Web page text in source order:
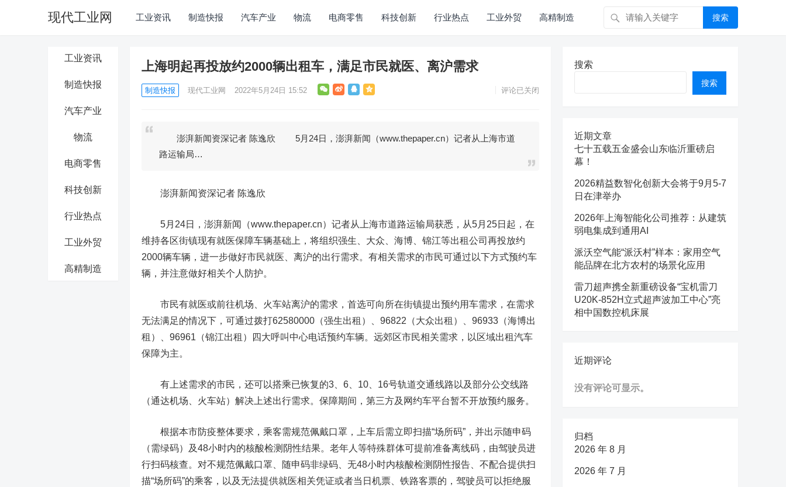
现代工业网 工业资讯 制造快报 汽车产业 物流 电商零售 科技创新 行业热点 工业外贸 高精制造 搜索
工业资讯
制造快报
汽车产业
物流
电商零售
科技创新
行业热点
工业外贸
高精制造
上海明起再投放约2000辆出租车，满足市民就医、离沪需求
制造快报 现代工业网 2022年5月24日 15:52 评论已关闭
澎湃新闻资深记者 陈逸欣 5月24日，澎湃新闻（www.thepaper.cn）记者从上海市道
路运输局…
澎湃新闻资深记者 陈逸欣
5月24日，澎湃新闻（www.thepaper.cn）记者从上海市道路运输局获悉，从5月25日起，在
维持各区街镇现有就医保障车辆基础上，将组织强生、大众、海博、锦江等出租公司再投放约
2000辆车辆，进一步做好市民就医、离沪的出行需求。有相关需求的市民可通过以下方式预约车
辆，并注意做好相关个人防护。
市民有就医或前往机场、火车站离沪的需求，首选可向所在街镇提出预约用车需求，在需求
无法满足的情况下，可通过拨打62580000（强生出租）、96822（大众出租）、96933（海博出
租）、96961（锦江出租）四大呼叫中心电话预约车辆。远郊区市民相关需求，以区域出租汽车
保障为主。
有上述需求的市民，还可以搭乘已恢复的3、6、10、16号轨道交通线路以及部分公交线路
（通达机场、火车站）解决上述出行需求。保障期间，第三方及网约车平台暂不开放预约服务。
根据本市防疫整体要求，乘客需规范佩戴口罩，上车后需立即扫描“场所码”，并出示随申码
（需绿码）及48小时内的核酸检测阴性结果。老年人等特殊群体可提前准备离线码，由驾驶员进
行扫码核查。对不规范佩戴口罩、随申码非绿码、无48小时内核酸检测阴性报告、不配合提供扫
描“场所码”的乘客，以及无法提供就医相关凭证或者当日机票、铁路客票的，驾驶员可以拒绝服
搜索
搜索
近期文章
七十五载五金盛会山东临沂重磅启
幕！
2026精益数智化创新大会将于9月5-7
日在津举办
2026年上海智能化公司推荐：从建筑
弱电集成到通用AI
派沃空气能“派沃村”样本：家用空气
能品牌在北方农村的场景化应用
雷刀超声携全新重磅设备“宝机雷刀
U20K-852H立式超声波加工中心”亮
相中国数控机床展
近期评论
没有评论可显示。
归档
2026 年 8 月
2026 年 7 月